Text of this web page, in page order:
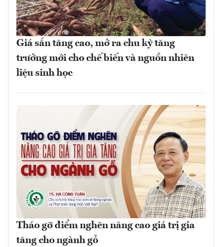
Giá sắn tăng cao, mở ra chu kỳ tăng
trưởng mới cho chế biến và nguồn nhiên
liệu sinh học
Tháo gỡ điểm nghẽn nâng cao giá trị gia
tăng cho ngành gỗ